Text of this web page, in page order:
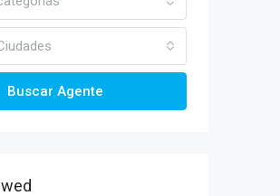
Buscar Agente